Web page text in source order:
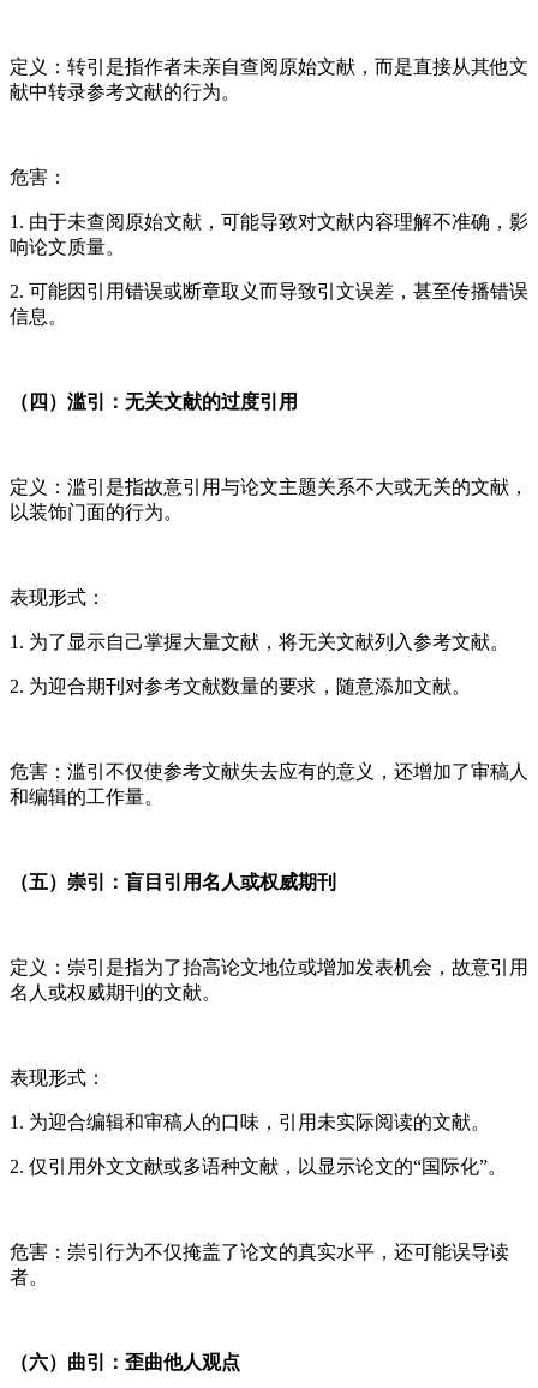
定义：转引是指作者未亲自查阅原始文献，而是直接从其他文
献中转录参考文献的行为。
危害：
1. 由于未查阅原始文献，可能导致对文献内容理解不准确，影
响论文质量。
2. 可能因引用错误或断章取义而导致引文误差，甚至传播错误
信息。
（四）滥引：无关文献的过度引用
定义：滥引是指故意引用与论文主题关系不大或无关的文献，
以装饰门面的行为。
表现形式：
1. 为了显示自己掌握大量文献，将无关文献列入参考文献。
2. 为迎合期刊对参考文献数量的要求，随意添加文献。
危害：滥引不仅使参考文献失去应有的意义，还增加了审稿人
和编辑的工作量。
（五）崇引：盲目引用名人或权威期刊
定义：崇引是指为了抬高论文地位或增加发表机会，故意引用
名人或权威期刊的文献。
表现形式：
1. 为迎合编辑和审稿人的口味，引用未实际阅读的文献。
2. 仅引用外文文献或多语种文献，以显示论文的“国际化”。
危害：崇引行为不仅掩盖了论文的真实水平，还可能误导读
者。
（六）曲引：歪曲他人观点